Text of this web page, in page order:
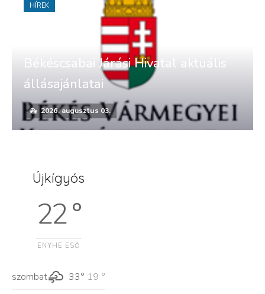
Békéscsabai Járási Hivatal aktuális
állásajánlatai
2026. augusztus 03.
HÍREK
Újkígyós
22 °
ENYHE ESŐ
szombat 33° 19 °